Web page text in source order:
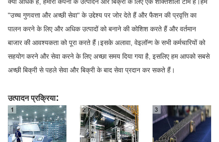
"उच्च गुणवत्ता और अच्छी सेवा" के उद्देश्य पर जोर देते हैं और फैशन की प्रवृत्ति का
पालन करने के लिए और अधिक उत्पादों को बनाने की कोशिश करते हैं और वर्तमान
बाजार की आवश्यकता को पूरा करते हैं।इसके अलावा, वेइलॉन्ग के सभी कर्मचारियों को
सहयोग करने और सेवा करने के लिए अच्छा समय दिया गया है, इसलिए हम आपको सबसे
अच्छी बिक्री से पहले सेवा और बिक्री के बाद सेवा प्रदान कर सकते हैं।
उत्पादन प्रक्रिया: